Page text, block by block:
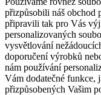
přizpůsobili náš obchod
připravili tak pro Vás
personalizovaných
vysvětlování
doporučení výrobků
nám používání
Vám dodatečné funkce,
přizpůsobených Vašim